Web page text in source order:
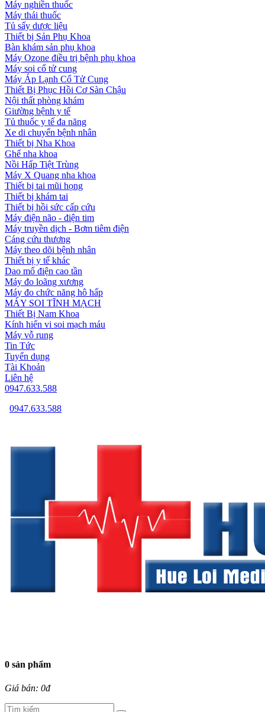
Máy nghiền thuốc
Máy thái thuốc
Tủ sấy dược liệu
Thiết bị Sản Phụ Khoa
Bàn khám sản phụ khoa
Máy Ozone điều trị bệnh phụ khoa
Máy soi cổ tử cung
Máy Áp Lạnh Cổ Tử Cung
Thiết Bị Phục Hồi Cơ Sàn Chậu
Nội thất phòng khám
Giường bệnh y tế
Tủ thuốc y tế đa năng
Xe di chuyển bệnh nhân
Thiết bị Nha Khoa
Ghế nha khoa
Nồi Hấp Tiệt Trùng
Máy X Quang nha khoa
Thiết bị tai mũi họng
Thiết bị khám tai
Thiết bị hồi sức cấp cứu
Máy điện não - điện tim
Máy truyền dịch - Bơm tiêm điện
Cáng cứu thương
Máy theo dõi bệnh nhân
Thiết bị y tế khác
Dao mổ điện cao tần
Máy đo loãng xương
Máy đo chức năng hô hấp
MÁY SOI TĨNH MẠCH
Thiết Bị Nam Khoa
Kính hiển vi soi mạch máu
Máy vỗ rung
Tin Tức
Tuyển dụng
Tài Khoản
Liên hệ
0947.633.588
0947.633.588
0 sản phẩm
Giá bán: 0đ